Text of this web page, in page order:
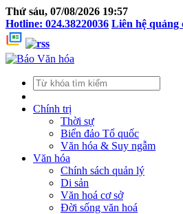
Thứ sáu, 07/08/2026 19:57
Hotline: 024.38220036 Liên hệ quảng
Chính trị
Thời sự
Biển đảo Tổ quốc
Văn hóa & Suy ngẫm
Văn hóa
Chính sách quản lý
Di sản
Văn hoá cơ sở
Đời sống văn hoá